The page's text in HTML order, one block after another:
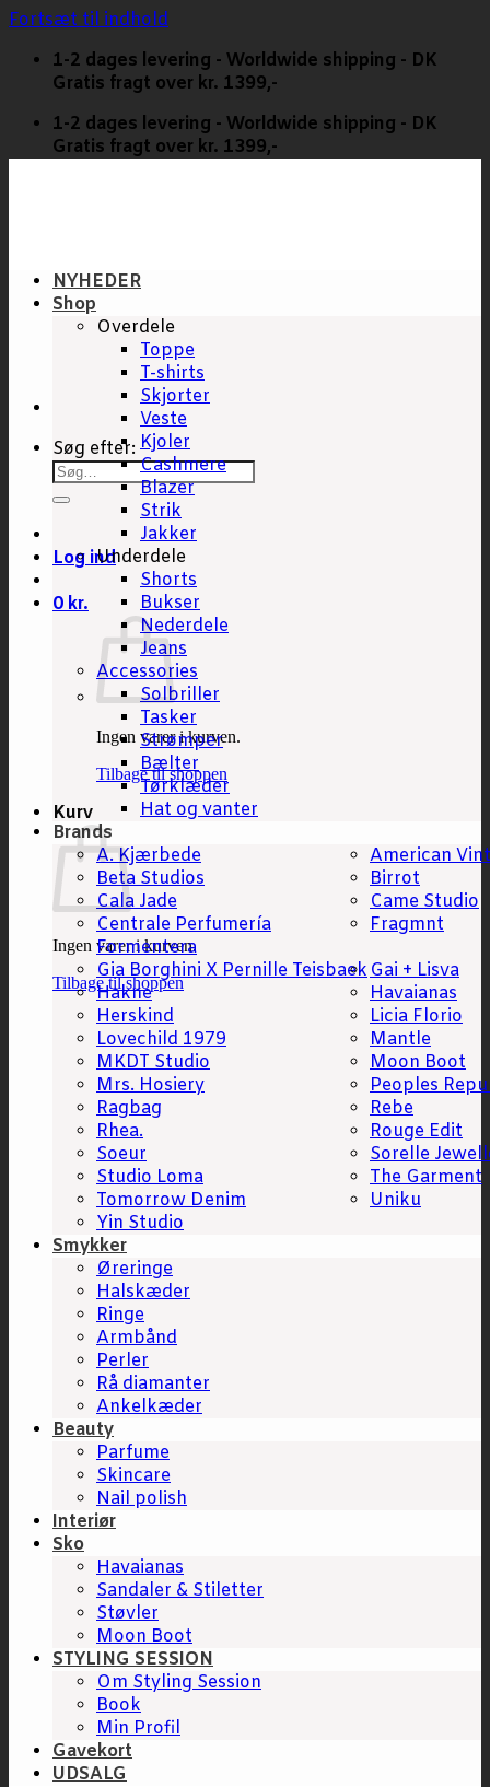
Fortsæt til indhold
1-2 dages levering - Worldwide shipping - DK
Gratis fragt over kr. 1399,-
1-2 dages levering - Worldwide shipping - DK
Gratis fragt over kr. 1399,-
Søg efter:
Log ind
0 kr.
Ingen varer i kurven.
Tilbage til shoppen
Kurv
Ingen varer i kurven.
Tilbage til shoppen
NYHEDER
Shop
Overdele
Toppe
T-shirts
Skjorter
Veste
Kjoler
Cashmere
Blazer
Strik
Jakker
Underdele
Shorts
Bukser
Nederdele
Jeans
Accessories
Solbriller
Tasker
Strømper
Bælter
Tørklæder
Hat og vanter
Brands
A. Kjærbede
American
Beta Studios
Birrot
Cala Jade
Came Studio
Centrale Perfumería
Formentera
Fragmnt
Gia Borghini X Pernille Teisbaek Gai + Lisva
Hakne
Havaianas
Herskind
Licia Florio
Lovechild 1979
Mantle
MKDT Studio
Moon Boot
Mrs. Hosiery
Peoples
Ragbag
Rebe
Rhea.
Rouge Edit
Soeur
Sorelle
Studio Loma
The Garment
Tomorrow Denim
Uniku
Yin Studio
Smykker
Øreringe
Halskæder
Ringe
Armbånd
Perler
Rå diamanter
Ankelkæder
Beauty
Parfume
Skincare
Nail polish
Interiør
Sko
Havaianas
Sandaler & Stiletter
Støvler
Moon Boot
STYLING SESSION
Om Styling Session
Book
Min Profil
Gavekort
UDSALG